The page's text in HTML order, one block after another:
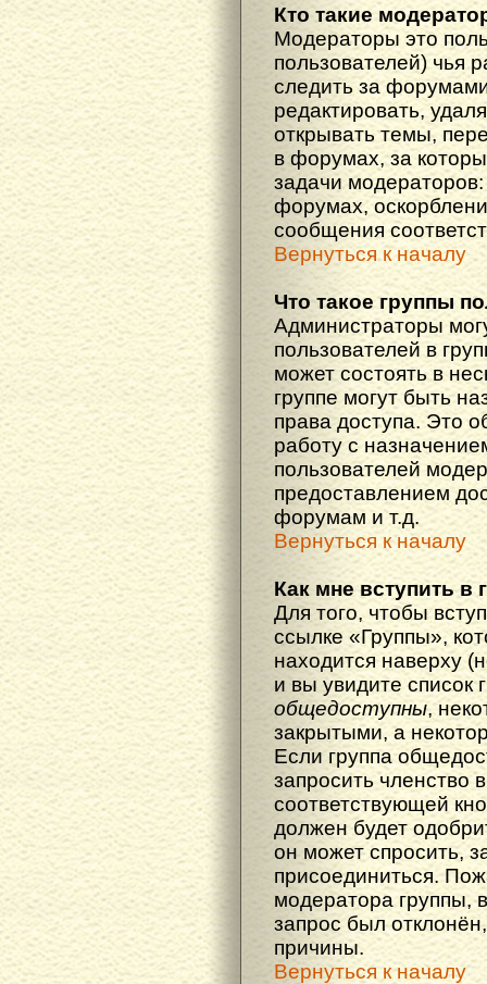
Кто такие
Модераторы это
пользователей) чья
следить за
редактировать,
открывать темы,
в форумах, за
задачи
форумах,
сообщения
Вернуться к началу
Что такое группы
Администраторы
пользователей в
может состоять в
группе могут быть
права доступа. Это
работу с
пользователей
предоставлением
форумам и т.д.
Вернуться к началу
Как мне вступить в
Для того, чтобы
ссылке «Группы»,
находится наверху
и вы увидите список
общедоступны,
закрытыми, а
Если группа
запросить членство
соответствующей
должен будет
он может спросить,
присоединиться.
модератора группы,
запрос был
причины.
Вернуться к началу